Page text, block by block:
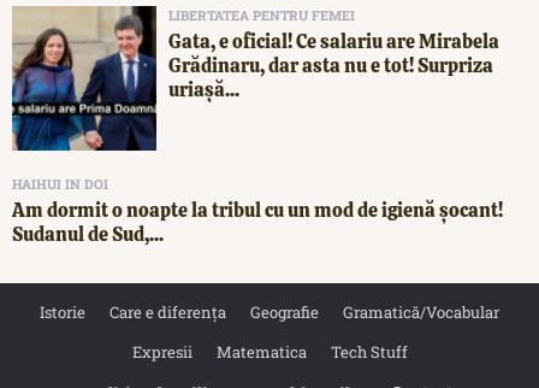
LIBERTATEA PENTRU FEMEI
Gata, e oficial! Ce salariu are Mirabela
Grădinaru, dar asta nu e tot! Surpriza
uriașă...
HAIHUI IN DOI
Am dormit o noapte la tribul cu un mod de igienă șocant!
Sudanul de Sud,...
Istorie Care e diferența Geografie
Gramatică/Vocabular
Expresii
Matematica Tech Stuff